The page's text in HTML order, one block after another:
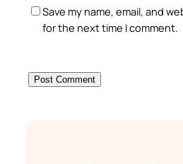
Save my name, email, and
for the next time I comment.